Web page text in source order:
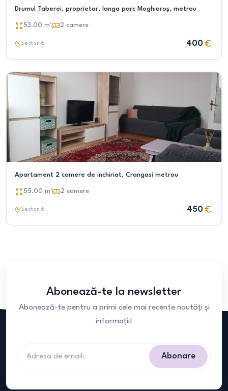
Drumul Taberei, proprietar, langa parc Moghioroș, metrou
53.00 m² 2 camere
Sector 6 400
Apartament 2 camere de inchiriat, Crangasi metrou
55.00 m² 2 camere
Sector 6 450
Abonează-te la newsletter
Abonează-te pentru a primi cele mai recente noutăți și
informații!
Abonare